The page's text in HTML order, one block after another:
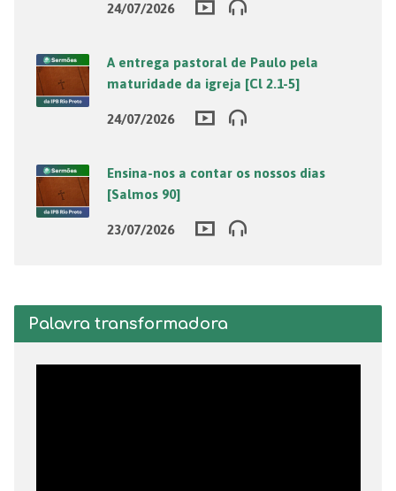
24/07/2026
A entrega pastoral de Paulo pela
maturidade da igreja [Cl 2.1-5]
24/07/2026
Ensina-nos a contar os nossos dias
[Salmos 90]
23/07/2026
Palavra transformadora